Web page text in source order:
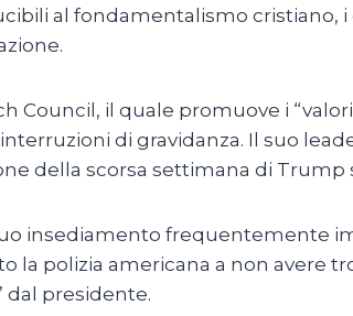
al fondamentalismo cristiano,
Council, il quale promuove i
di gravidanza. Il suo
della scorsa settimana di
insediamento frequentemente
la polizia americana a non
dal presidente.